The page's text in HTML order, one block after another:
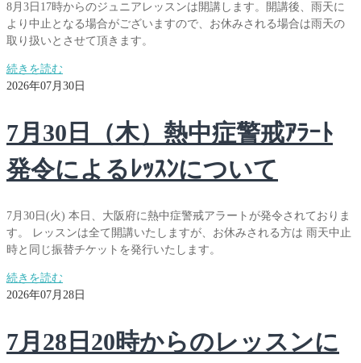
8月3日17時からのジュニアレッスンは開講します。開講後、雨天に
より中止となる場合がございますので、お休みされる場合は雨天の
取り扱いとさせて頂きます。
続きを読む
2026年07月30日
7月30日（木）熱中症警戒ｱﾗｰﾄ
発令によるﾚｯｽﾝについて
7月30日(火) 本日、大阪府に熱中症警戒アラートが発令されておりま
す。 レッスンは全て開講いたしますが、お休みされる方は 雨天中止
時と同じ振替チケットを発行いたします。
続きを読む
2026年07月28日
7月28日20時からのレッスンに